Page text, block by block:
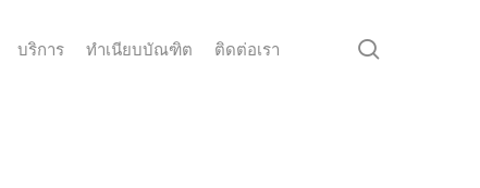
บริการ ทำเนียบบัณฑิต ติดต่อเรา